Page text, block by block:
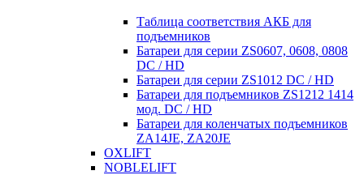
Таблица соответствия АКБ для
подъемников
Батареи для серии ZS0607, 0608, 0808
DC / HD
Батареи для серии ZS1012 DC / HD
Батареи для подъемников ZS1212 1414
мод. DC / HD
Батареи для коленчатых подъемников
ZA14JE, ZA20JE
OXLIFT
NOBLELIFT